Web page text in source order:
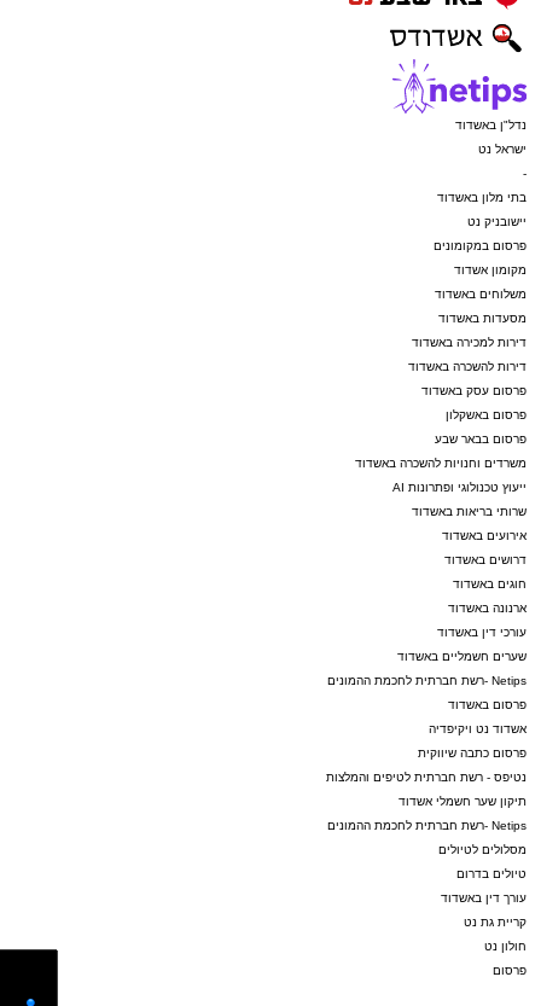
נדל"ן באשדוד
ישראל נט
-
בתי מלון באשדוד
יישובניק נט
פרסום במקומונים
מקומון אשדוד
משלוחים באשדוד
מסעדות באשדוד
דירות למכירה באשדוד
דירות להשכרה באשדוד
פרסום עסק באשדוד
פרסום באשקלון
פרסום בבאר שבע
משרדים וחנויות להשכרה באשדוד
ייעוץ טכנולוגי ופתרונות AI
שרותי בריאות באשדוד
אירועים באשדוד
דרושים באשדוד
חוגים באשדוד
ארנונה באשדוד
עורכי דין באשדוד
שערים חשמליים באשדוד
Netips -רשת חברתית לחכמת ההמונים
פרסום באשדוד
אשדוד נט ויקיפדיה
פרסום כתבה שיווקית
נטיפס - רשת חברתית לטיפים והמלצות
תיקון שער חשמלי אשדוד
Netips -רשת חברתית לחכמת ההמונים
מסלולים לטיולים
טיולים בדרום
עורך דין באשדוד
קריית גת נט
חולון נט
פרסום